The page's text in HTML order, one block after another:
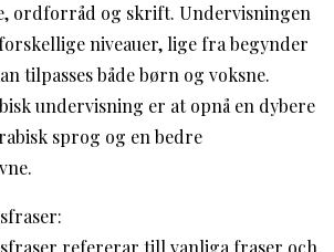
ordforråd og skrift. Undervisningen
niveauer, lige fra begynder
tilpasses både børn og voksne.
undervisning er at opnå en dybere
sprog og en bedre
refererar till vanliga fraser och